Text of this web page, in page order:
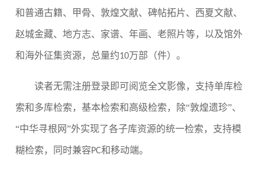
和普通古籍、甲骨、敦煌文献、碑帖拓片、西夏文献、
赵城金藏、地方志、家谱、年画、老照片等，以及馆外
和海外征集资源，总量约10万部（件）。
读者无需注册登录即可阅览全文影像，支持单库检
索和多库检索，基本检索和高级检索，除“敦煌遗珍”、
“中华寻根网”外实现了各子库资源的统一检索，支持模
糊检索，同时兼容PC和移动端。